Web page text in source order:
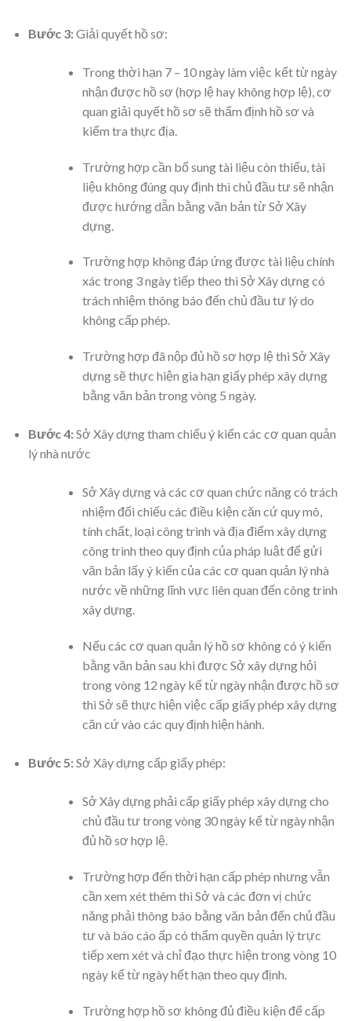
Bước 3:Giải quyết hồ sơ:
Trong thời hạn 7 – 10 ngày làm việc kểt từ ngày
nhận được hồ sơ (hợp lệ hay không hợp lệ), cơ
quan giải quyết hồ sơ sẽ thẩm định hồ sơ và
kiểm tra thực địa.
Trường hợp cần bổ sung tài liệu còn thiếu, tài
liệu không đúng quy định thì chủ đầu tư sẽ nhận
được hướng dẫn bằng văn bản từ Sở Xây
dựng.
Trường hợp không đáp ứng được tài liệu chính
xác trong 3 ngày tiếp theo thì Sở Xây dựng có
trách nhiệm thông báo đến chủ đầu tư lý do
không cấp phép.
Trường hợp đã nộp đủ hồ sơ hợp lệ thì Sở Xây
dựng sẽ thực hiện gia hạn giấy phép xây dựng
bằng văn bản trong vòng 5 ngày.
Bước 4:Sở Xây dựng tham chiếu ý kiến các cơ quan quản
lý nhà nước
Sở Xây dựng và các cơ quan chức năng có trách
nhiệm đối chiếu các điều kiện căn cứ quy mô,
tính chất, loại công trình và địa điểm xây dựng
công trình theo quy định của pháp luật để gửi
văn bản lấy ý kiến của các cơ quan quản lý nhà
nước về những lĩnh vực liên quan đến công trình
xây dựng.
Nếu các cơ quan quản lý hồ sơ không có ý kiến
bằng văn bản sau khi được Sở xây dựng hỏi
trong vòng 12 ngày kể từ ngày nhận được hồ sơ
thì Sở sẽ thực hiện việc cấp giấy phép xây dựng
căn cứ vào các quy định hiện hành.
Bước 5:Sở Xây dựng cấp giấy phép:
Sở Xây dựng phải cấp giấy phép xây dựng cho
chủ đầu tư trong vòng 30 ngày kể từ ngày nhận
đủ hồ sơ hợp lệ.
Trường hợp đến thời hạn cấp phép nhưng vẫn
cần xem xét thêm thì Sở và các đơn vị chức
năng phải thông báo bằng văn bản đến chủ đầu
tư và báo cáo ấp có thẩm quyền quản lý trực
tiếp xem xét và chỉ đạo thực hiện trong vòng 10
ngày kể từ ngày hết hạn theo quy định.
Trường hợp hồ sơ không đủ điều kiện để cấp